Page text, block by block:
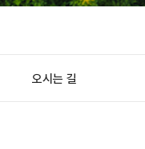
오시는 길